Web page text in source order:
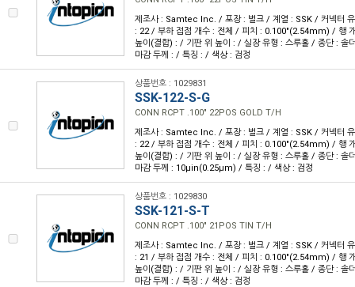
제조사 : Samtec Inc. / 포장 : 벌크 / 계열 : SSK / 커넥터
: 22 / 부하 접점 개수 : 전체 / 피치 : 0.100"(2.54mm) / 행
높이(결합) : / 기판 위 높이 : / 실장 유형 : 스루홀 / 종단 : 솔
마감 두께 : / 특징 : / 색상 : 검정
상품번호 : 1029831
SSK-122-S-G
CONN RCPT .100" 22POS GOLD T/H
제조사 : Samtec Inc. / 포장 : 벌크 / 계열 : SSK / 커넥터
: 22 / 부하 접점 개수 : 전체 / 피치 : 0.100"(2.54mm) / 행
높이(결합) : / 기판 위 높이 : / 실장 유형 : 스루홀 / 종단 : 솔
마감 두께 : 10µin(0.25µm) / 특징 : / 색상 : 검정
상품번호 : 1029830
SSK-121-S-T
CONN RCPT .100" 21POS TIN T/H
제조사 : Samtec Inc. / 포장 : 벌크 / 계열 : SSK / 커넥터
: 21 / 부하 접점 개수 : 전체 / 피치 : 0.100"(2.54mm) / 행
높이(결합) : / 기판 위 높이 : / 실장 유형 : 스루홀 / 종단 : 솔
마감 두께 : / 특징 : / 색상 : 검정